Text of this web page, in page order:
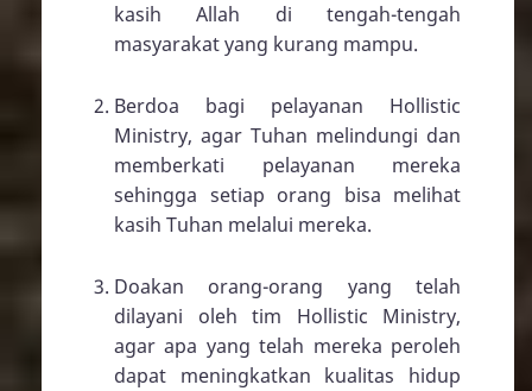
kasih Allah di tengah-tengah
masyarakat yang kurang mampu.
Berdoa bagi pelayanan Hollistic
Ministry, agar Tuhan melindungi dan
memberkati pelayanan mereka
sehingga setiap orang bisa melihat
kasih Tuhan melalui mereka.
Doakan orang-orang yang telah
dilayani oleh tim Hollistic Ministry,
agar apa yang telah mereka peroleh
dapat meningkatkan kualitas hidup